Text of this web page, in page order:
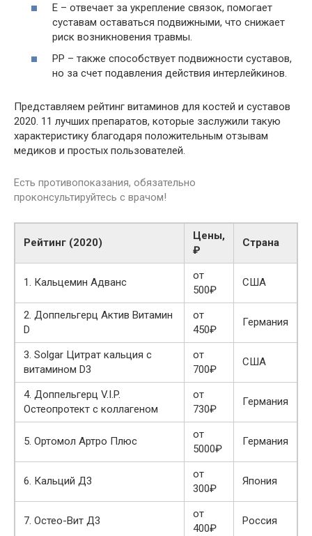
Е – отвечает за укрепление связок, помогает
суставам оставаться подвижными, что снижает
риск возникновения травмы.
РР – также способствует подвижности суставов,
но за счет подавления действия интерлейкинов.
Представляем рейтинг витаминов для костей и суставов
2020. 11 лучших препаратов, которые заслужили такую
характеристику благодаря положительным отзывам
медиков и простых пользователей.
Есть противопоказания, обязательно
проконсультируйтесь с врачом!
Рейтинг (2020)
Цены,
₽
Страна
1. Кальцемин Адванс
от
500₽
США
2. Доппельгерц Актив Витамин
D
от
450₽
Германия
3. Solgar Цитрат кальция с
витамином D3
от
700₽
США
4. Доппельгерц V.I.P.
Остеопротект с коллагеном
от
730₽
Германия
5. Ортомол Артро Плюс
от
5000₽
Германия
6. Кальций Д3
от
300₽
Япония
7. Остео-Вит Д3
от
400₽
Россия